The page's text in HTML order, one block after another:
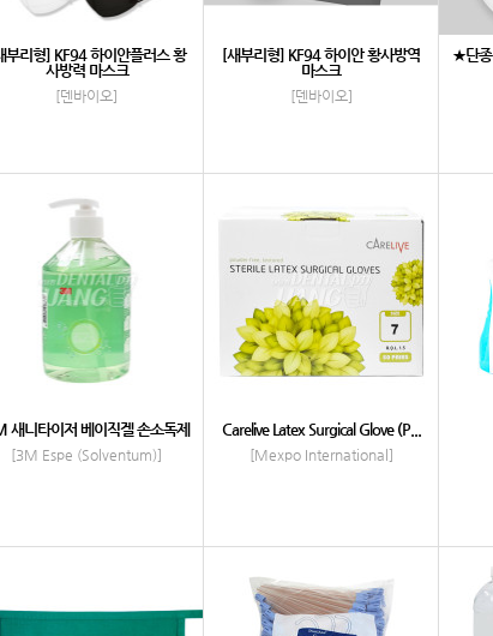
부리형] KF94 하이안플러스 황
사방력 마스크
[덴바이오]
[새부리형] KF94 하이안 황사방역
마스크
[덴바이오]
★단종
새니타이저 베이직겔 손소독제
[3M Espe (Solventum)]
Carelive Latex Surgical Glove (P...
[Mexpo International]